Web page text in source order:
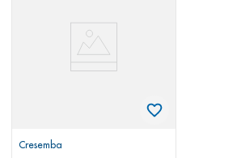
Cresemba
pediasure
panolini